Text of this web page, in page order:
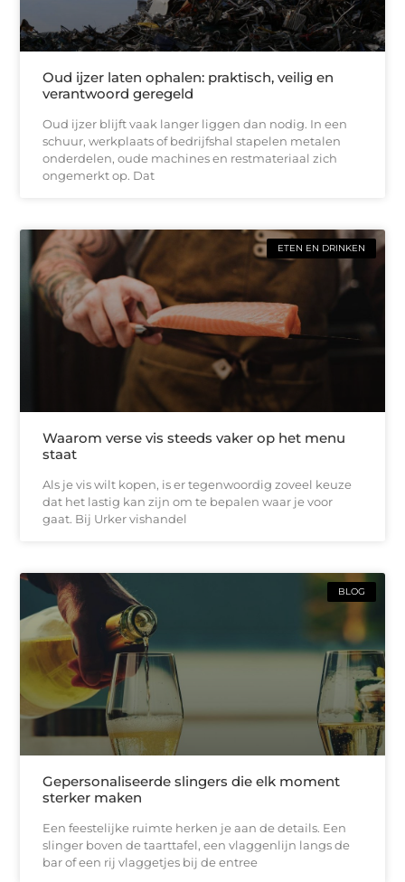
Oud ijzer laten ophalen: praktisch, veilig en
verantwoord geregeld
Oud ijzer blijft vaak langer liggen dan nodig. In een
schuur, werkplaats of bedrijfshal stapelen metalen
onderdelen, oude machines en restmateriaal zich
ongemerkt op. Dat
ETEN EN DRINKEN
Waarom verse vis steeds vaker op het menu
staat
Als je vis wilt kopen, is er tegenwoordig zoveel keuze
dat het lastig kan zijn om te bepalen waar je voor
gaat. Bij Urker vishandel
BLOG
Gepersonaliseerde slingers die elk moment
sterker maken
Een feestelijke ruimte herken je aan de details. Een
slinger boven de taarttafel, een vlaggenlijn langs de
bar of een rij vlaggetjes bij de entree